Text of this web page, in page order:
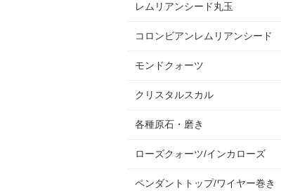
レムリアンシード丸玉
コロンビアンレムリアンシード
モンドクォーツ
クリスタルスカル
各種原石・磨き
ローズクォーツ/インカローズ
ペンダントトップ/ワイヤー巻き